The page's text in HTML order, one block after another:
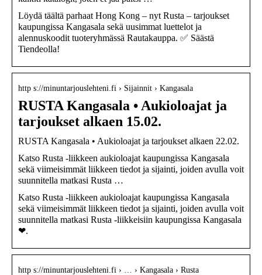
Löydä täältä parhaat Hong Kong – nyt Rusta – tarjoukset
kaupungissa Kangasala sekä uusimmat luettelot ja
alennuskoodit tuoteryhmässä Rautakauppa. ✅ Säästä
Tiendeolla!
http s://minuntarjouslehteni.fi › Sijainnit › Kangasala
RUSTA Kangasala • Aukioloajat ja
tarjoukset alkaen 15.02.
RUSTA Kangasala • Aukioloajat ja tarjoukset alkaen 22.02.
Katso Rusta -liikkeen aukioloajat kaupungissa Kangasala
sekä viimeisimmät liikkeen tiedot ja sijainti, joiden avulla voit
suunnitella matkasi Rusta …
Katso Rusta -liikkeen aukioloajat kaupungissa Kangasala
sekä viimeisimmät liikkeen tiedot ja sijainti, joiden avulla voit
suunnitella matkasi Rusta -liikkeisiin kaupungissa Kangasala
❤.
http s://minuntarjouslehteni.fi › … › Kangasala › Rusta